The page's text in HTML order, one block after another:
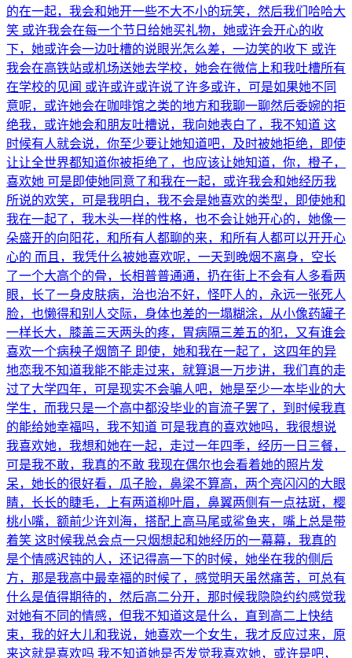
的在一起，我会和她开一些不大不小的玩笑，然后我们哈哈大
笑 或许我会在每一个节日给她买礼物，她或许会开心的收
下，她或许会一边吐槽的说眼光怎么差，一边笑的收下 或许
我会在高铁站或机场送她去学校，她会在微信上和我吐槽所有
在学校的见闻 或许或许或许说了许多或许，可是如果她不同
意呢，或许她会在咖啡馆之类的地方和我聊一聊然后委婉的拒
绝我，或许她会和朋友吐槽说，我向她表白了，我不知道 这
时候有人就会说，你至少要让她知道吧，及时被她拒绝，即使
让让全世界都知道你被拒绝了，也应该让她知道，你，橙子，
喜欢她 可是即使她同意了和我在一起，或许我会和她经历我
所说的欢笑，可是我明白，我不会是她喜欢的类型，即使她和
我在一起了，我木头一样的性格，也不会让她开心的，她像一
朵盛开的向阳花，和所有人都聊的来，和所有人都可以开开心
心的 而且，我凭什么被她喜欢呢，一天到晚烟不离身，空长
了一个大高个的骨，长相普普通通，扔在街上不会有人多看两
眼，长了一身皮肤病，治也治不好，怪吓人的，永远一张死人
脸，也懒得和别人交际，身体也差的一塌糊涂，从小像药罐子
一样长大，膝盖三天两头的疼，胃病隔三差五的犯，又有谁会
喜欢一个病秧子烟筒子 即使，她和我在一起了，这四年的异
地恋我不知道我能不能走过来，就算退一万步讲，我们真的走
过了大学四年，可是现实不会骗人吧，她是至少一本毕业的大
学生，而我只是一个高中都没毕业的盲流子罢了，到时候我真
的能给她幸福吗，我不知道 可是我真的喜欢她吗，我很想说
我喜欢她，我想和她在一起，走过一年四季，经历一日三餐，
可是我不敢，我真的不敢 我现在偶尔也会看着她的照片发
呆，她长的很好看，瓜子脸，鼻梁不算高，两个亮闪闪的大眼
睛，长长的睫毛，上有两道柳叶眉，鼻翼两侧有一点祛斑，樱
桃小嘴，额前少许刘海，搭配上高马尾或鲨鱼夹，嘴上总是带
着笑 这时候我总会点一只烟想起和她经历的一幕幕，我真的
是个情感迟钝的人，还记得高一下的时候，她坐在我的侧后
方，那是我高中最幸福的时候了，感觉明天虽然痛苦，可总有
什么是值得期待的，然后高二分开，那时候我隐隐约约感觉我
对她有不同的情感，但我不知道这是什么，直到高二上快结
束，我的好大儿和我说，她喜欢一个女生，我才反应过来，原
来这就是喜欢吗 我不知道她是否发觉我喜欢她，或许是吧，